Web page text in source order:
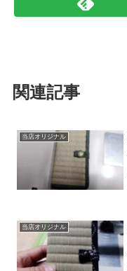
関連記事
当店オリジナル
当店オリジナル